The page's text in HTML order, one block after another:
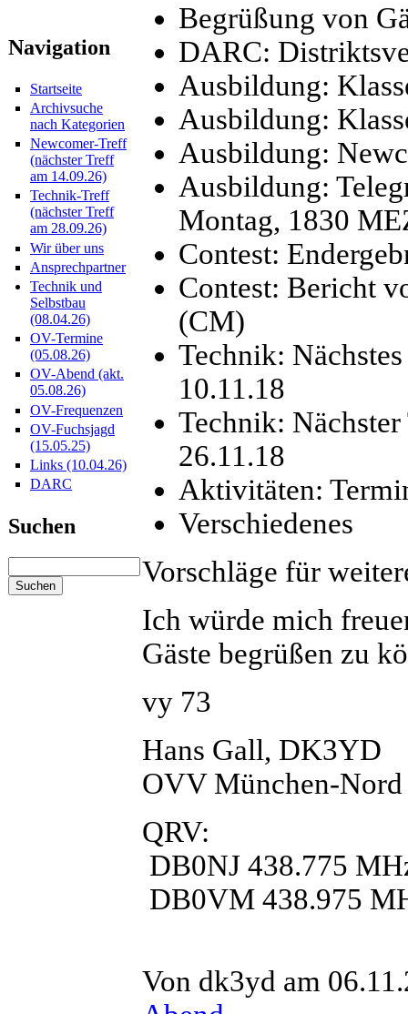
Navigation
Startseite
Archivsuche
nach Kategorien
Newcomer-Treff
(nächster Treff
am 14.09.26)
Technik-Treff
(nächster Treff
am 28.09.26)
Wir über uns
Ansprechpartner
Technik und
Selbstbau
(08.04.26)
OV-Termine
(05.08.26)
OV-Abend (akt.
05.08.26)
OV-Frequenzen
OV-Fuchsjagd
(15.05.25)
Links (10.04.26)
DARC
Suchen
Begrüßung von
DARC:
Ausbildung:
Ausbildung:
Ausbildung:
Ausbildung:
Montag, 1830
Contest:
Contest: Bericht
(CM)
Technik:
10.11.18
Technik:
26.11.18
Aktivitäten:
Verschiedenes
Vorschläge für
Ich würde mich
Gäste begrüßen zu
vy 73
Hans Gall, DK3YD
OVV München-Nord
QRV:
DB0NJ 438.775
DB0VM 438.975
Von dk3yd am